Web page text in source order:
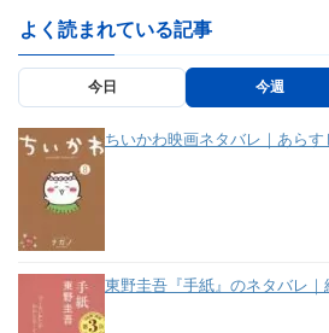
よく読まれている記事
今日 今週
ちいかわ映画ネタバレ｜あら
東野圭吾『手紙』のネタバレ